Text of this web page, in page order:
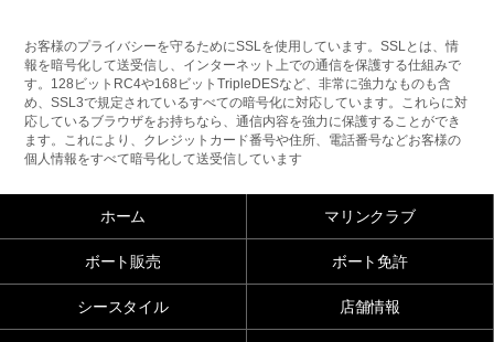
お客様のプライバシーを守るためにSSLを使用しています。SSLとは、情
報を暗号化して送受信し、インターネット上での通信を保護する仕組みで
す。128ビットRC4や168ビットTripleDESなど、非常に強力なものも含
め、SSL3で規定されているすべての暗号化に対応しています。これらに対
応しているブラウザをお持ちなら、通信内容を強力に保護することができ
ます。これにより、クレジットカード番号や住所、電話番号などお客様の
個人情報をすべて暗号化して送受信しています
ホーム マリンクラブ
ボート販売 ボート免許
シースタイル 店舗情報